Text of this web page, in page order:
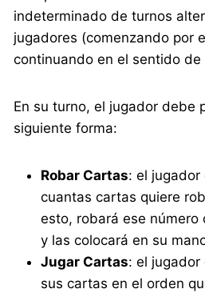
indeterminado de turnos
jugadores (comenzando por
continuando en el sentido
En su turno, el jugador debe
siguiente forma:
Robar Cartas: el
cuantas cartas quiere
esto, robará ese
y las colocará en su
Jugar Cartas: el
sus cartas en el orden